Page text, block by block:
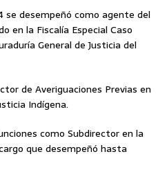
desempeñó como agente del
en la Fiscalía Especial Caso
General de Justicia del
de Averiguaciones Previas en
Indígena.
como Subdirector en la
que desempeñó hasta